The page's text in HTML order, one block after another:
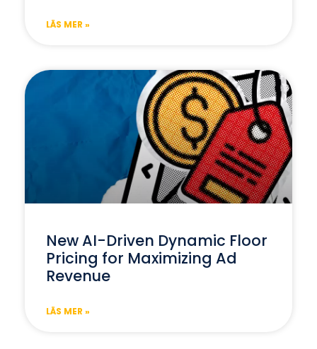
LÄS MER »
New AI-Driven Dynamic Floor
Pricing for Maximizing Ad
Revenue
LÄS MER »